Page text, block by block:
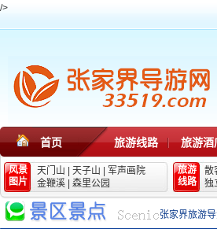
/>
首页 旅游线路 旅游酒
风景
图片
天门山 天子山
军声画院
金鞭溪
森里公园
旅游
线路
散
独
张家界旅游